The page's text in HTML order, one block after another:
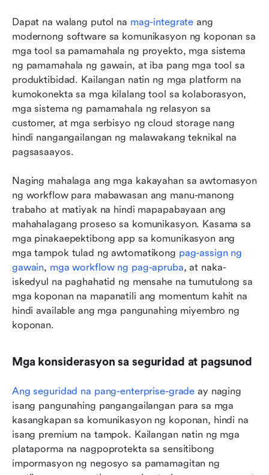
Dapat na walang putol na mag-integrate ang
modernong software sa komunikasyon ng koponan sa
mga tool sa pamamahala ng proyekto, mga sistema
ng pamamahala ng gawain, at iba pang mga tool sa
produktibidad. Kailangan natin ng mga platform na
kumokonekta sa mga kilalang tool sa kolaborasyon,
mga sistema ng pamamahala ng relasyon sa
customer, at mga serbisyo ng cloud storage nang
hindi nangangailangan ng malawakang teknikal na
pagsasaayos.
Naging mahalaga ang mga kakayahan sa awtomasyon
ng workflow para mabawasan ang manu-manong
trabaho at matiyak na hindi mapapabayaan ang
mahahalagang proseso sa komunikasyon. Kasama sa
mga pinakaepektibong app sa komunikasyon ang
mga tampok tulad ng awtomatikong pag-assign ng
gawain, mga workflow ng pag-apruba, at naka-
iskedyul na paghahatid ng mensahe na tumutulong sa
mga koponan na mapanatili ang momentum kahit na
hindi available ang mga pangunahing miyembro ng
koponan.
Mga konsiderasyon sa seguridad at pagsunod
Ang seguridad na pang-enterprise-grade ay naging
isang pangunahing pangangailangan para sa mga
kasangkapan sa komunikasyon ng koponan, hindi na
isang premium na tampok. Kailangan natin ng mga
plataporma na nagpoprotekta sa sensitibong
impormasyon ng negosyo sa pamamagitan ng